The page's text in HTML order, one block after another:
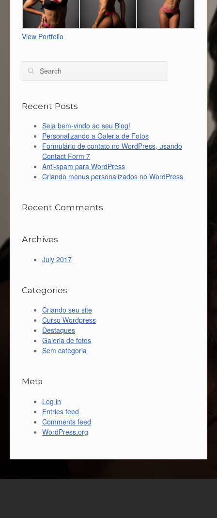
View Portfolio
Search
Recent Posts
Seja bem-vindo ao seu Blog!
Personalizando a Galeria de Fotos
Formulário de contato no WordPress, usando
Contact Form 7
Anti-spam para WordPress
Criando menus personalizados no WordPress
Recent Comments
Archives
July 2017
Categories
Criando seu site
Curso Wordpress
Destaques
Galeria de fotos
Sem categoria
Meta
Log in
Entries feed
Comments feed
WordPress.org